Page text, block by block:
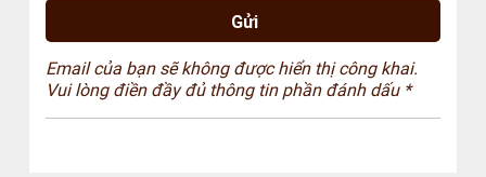
Email của bạn sẽ không được hiển thị công khai.
Vui lòng điền đầy đủ thông tin phần đánh dấu *